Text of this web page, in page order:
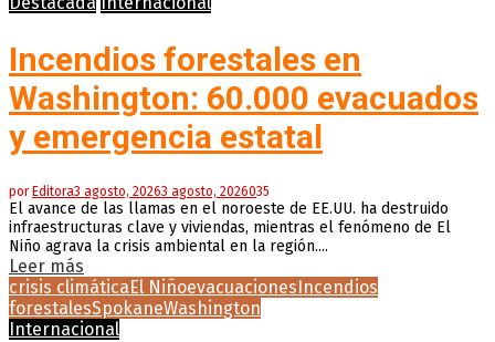
Incendios forestales en
Washington: 60.000 evacuados
y emergencia estatal
por Editora3 agosto, 20263 agosto, 2026035
El avance de las llamas en el noroeste de EE.UU. ha destruido
infraestructuras clave y viviendas, mientras el fenómeno de El
Niño agrava la crisis ambiental en la región....
Leer más
crisis climática El Niñoevacuaciones Incendios
forestalesSpokaneWashington
Internacional